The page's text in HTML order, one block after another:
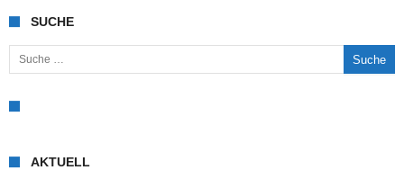
SUCHE
Suche nach:
AKTUELL